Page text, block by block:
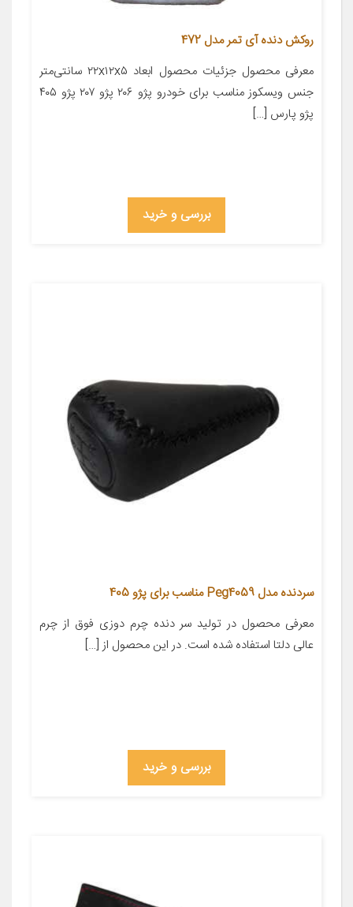
روکش دنده آی تمر مدل 472
معرفی محصول جزئیات محصول ابعاد ۲۲x۱۲x۵ سانتی‌متر
جنس ویسکوز مناسب برای خودرو پژو ۲۰۶ پژو ۲۰۷ پژو ۴۰۵
پژو پارس […]
بررسی و خرید
سردنده مدل Peg4059 مناسب برای پژو 405
معرفی محصول در تولید سر دنده چرم دوزی فوق از چرم
عالی دلتا استفاده شده است. در این محصول از […]
بررسی و خرید